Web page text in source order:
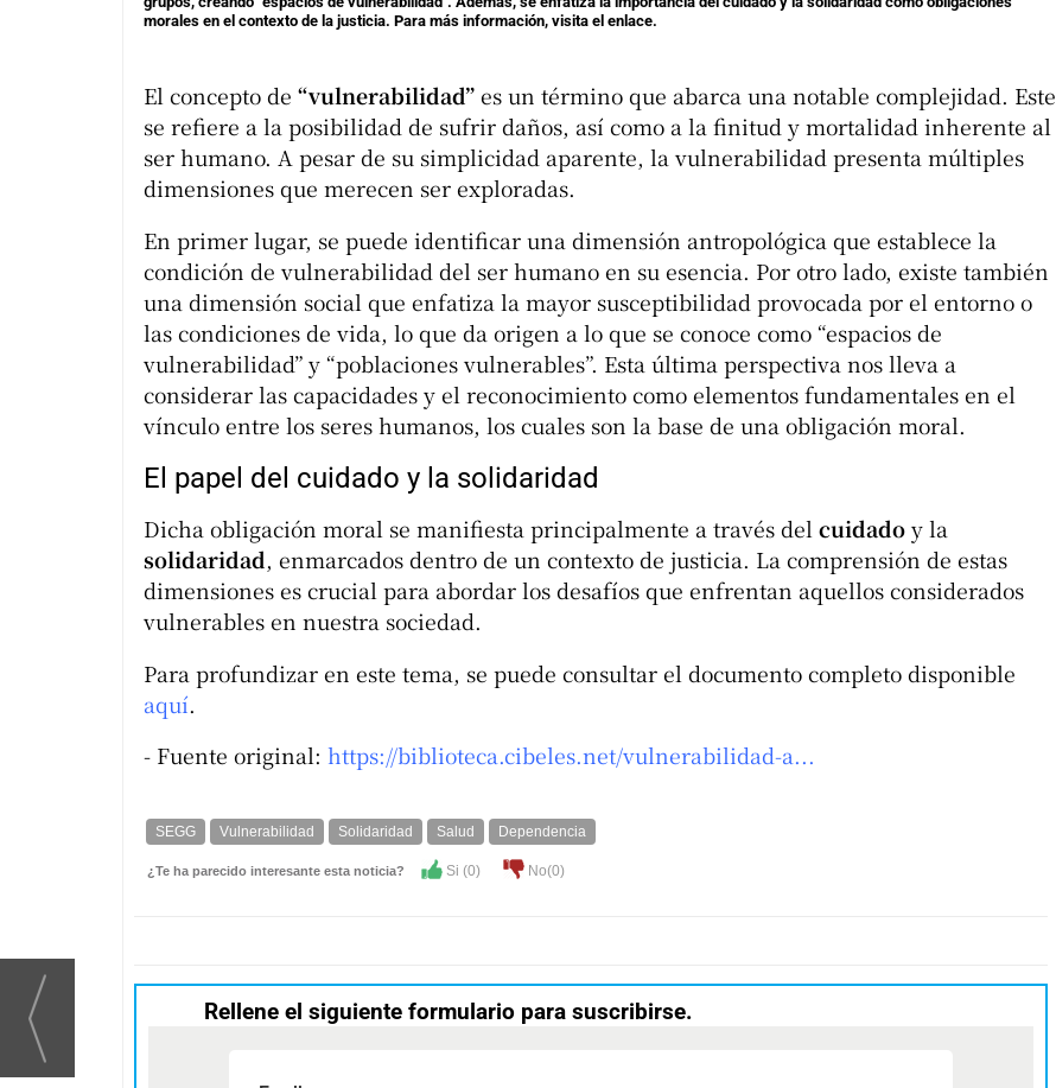
morales en el contexto de la justicia. Para más información, visita el enlace.
El concepto de “vulnerabilidad”es un término que abarca una notable complejidad. Este
se refiere a la posibilidad de sufrir daños, así como a la finitud y mortalidad inherente al
ser humano. A pesar de su simplicidad aparente, la vulnerabilidad presenta múltiples
dimensiones que merecen ser exploradas.
En primer lugar, se puede identificar una dimensión antropológica que establece la
condición de vulnerabilidad del ser humano en su esencia. Por otro lado, existe también
una dimensión social que enfatiza la mayor susceptibilidad provocada por el entorno o
las condiciones de vida, lo que da origen a lo que se conoce como “espacios de
vulnerabilidad” y “poblaciones vulnerables”. Esta última perspectiva nos lleva a
considerar las capacidades y el reconocimiento como elementos fundamentales en el
vínculo entre los seres humanos, los cuales son la base de una obligación moral.
El papel del cuidado y la solidaridad
Dicha obligación moral se manifiesta principalmente a través del cuidadoy la
solidaridad, enmarcados dentro de un contexto de justicia. La comprensión de estas
dimensiones es crucial para abordar los desafíos que enfrentan aquellos considerados
vulnerables en nuestra sociedad.
Para profundizar en este tema, se puede consultar el documento completo disponible
aquí.
- Fuente original: https://biblioteca.cibeles.net/vulnerabilidad-a...
SEGG Vulnerabilidad Solidaridad Salud Dependencia
¿Te ha parecido interesante esta noticia? Si (0) No(0)
Rellene el siguiente formulario para suscribirse.